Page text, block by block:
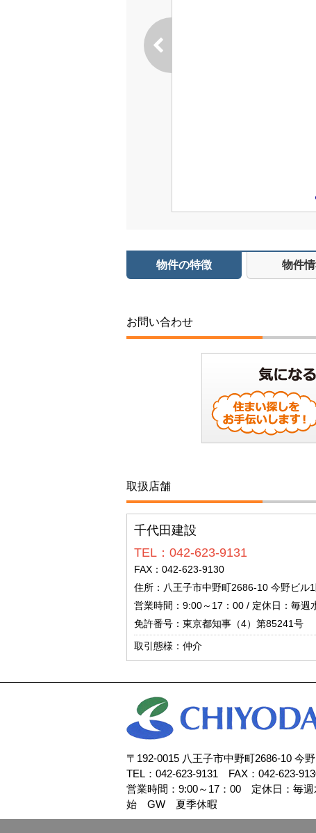
物件の特徴 物件
お問い合わせ
取扱店舗
千代田建設
TEL：042-623-9131
FAX：042-623-9130
住所：八王子市中野町2686-10 今野ビル
営業時間：9:00～17：00 / 定休日：
免許番号：東京都知事（4）第85241号
取引態様：仲介
〒192-0015 八王子市中野町2686-10 今
TEL：042-623-9131 FAX：042-623-
営業時間：9:00～17：00 定休日：毎
始 GW 夏季休暇